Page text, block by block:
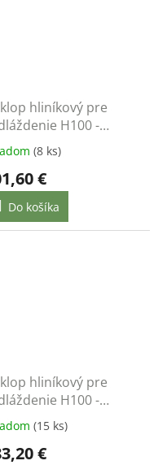
hliníkový pre
H100 -
- nosnosť do
t
(8 ks)
€
Do košíka
hliníkový pre
H100 -
- nosnosť do
t
(15 ks)
€